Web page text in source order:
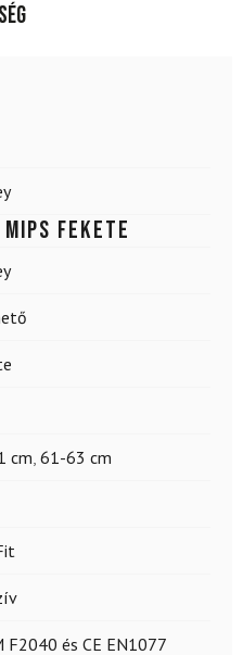
Mips Fekete
cm, 61-63 cm
F2040 és CE EN1077